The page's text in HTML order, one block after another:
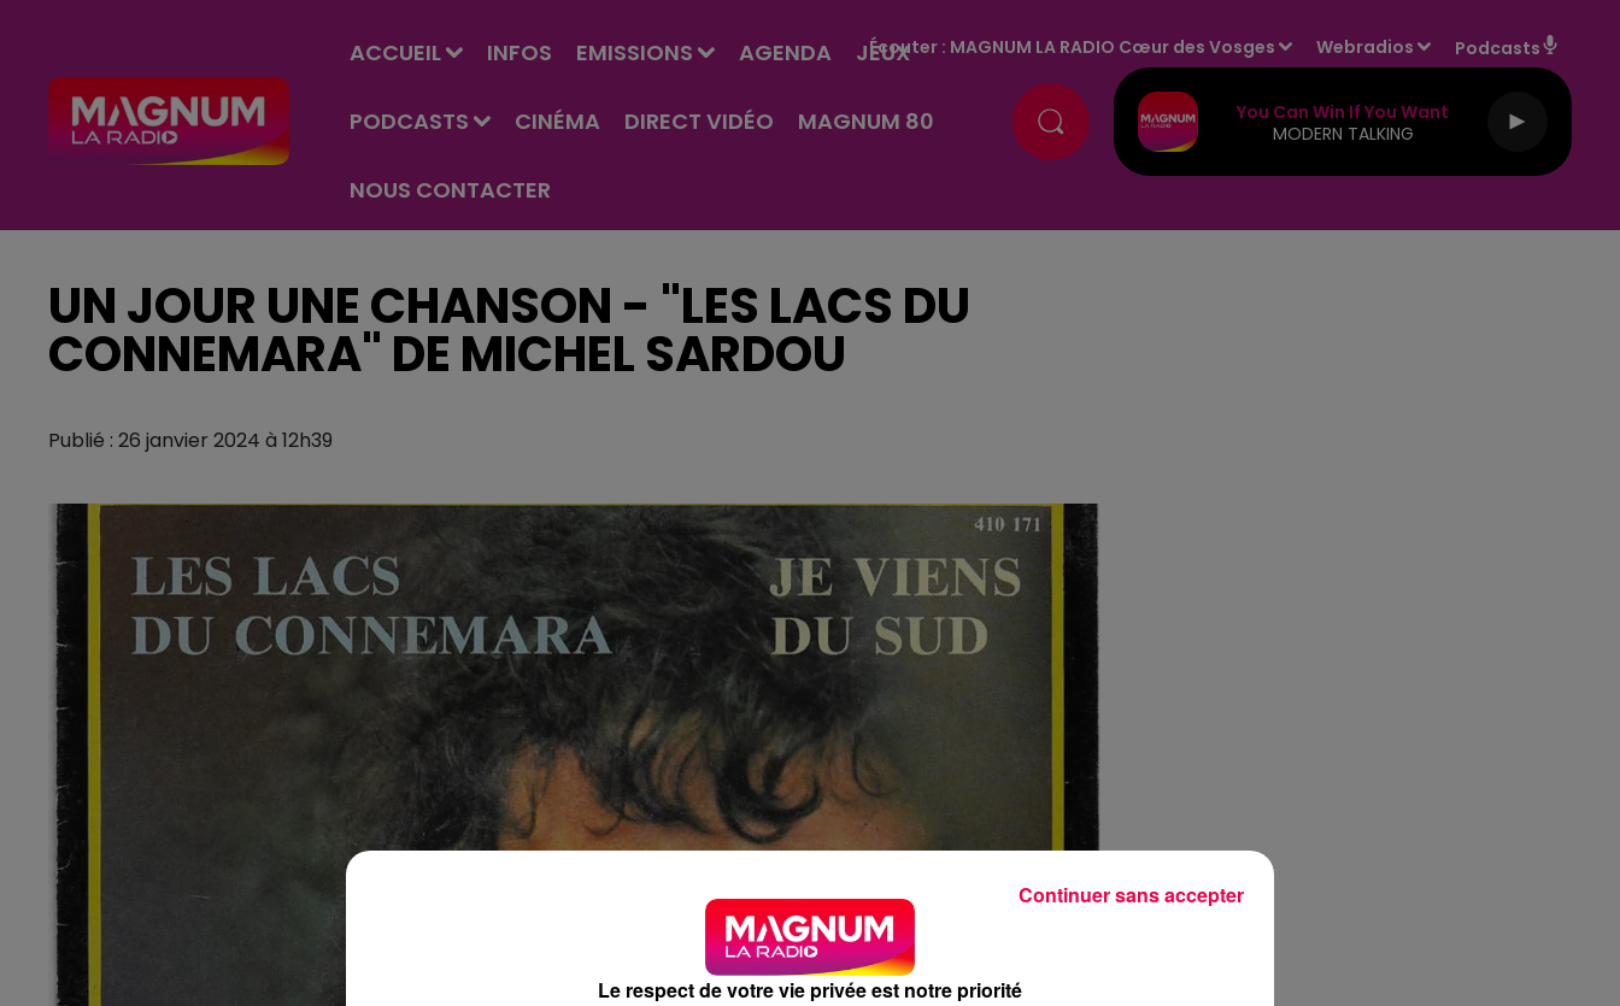
ACCUEIL INFOS EMISSIONS AGENDA JEUX
PODCASTS CINÉMA DIRECT VIDÉO MAGNUM 80
NOUS CONTACTER
Écouter : MAGNUM LA RADIO Cœur des Vosges Webradios Podcasts
You Can Win If You Want
MODERN TALKING
UN JOUR UNE CHANSON - "LES LACS DU
CONNEMARA" DE MICHEL SARDOU
Publié : 26 janvier 2024 à 12h39
Le respect de votre vie privée est notre priorité
Continuer sans accepter